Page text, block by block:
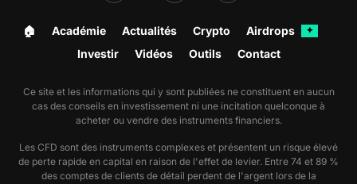
🏠︎ Académie Actualités Crypto Airdrops ✦
Investir Vidéos Outils Contact
Ce site et les informations qui y sont publiées ne constituent en aucun
cas des conseils en investissement ni une incitation quelconque à
acheter ou vendre des instruments financiers.
Les CFD sont des instruments complexes et présentent un risque élevé
de perte rapide en capital en raison de l'effet de levier. Entre 74 et 89 %
des comptes de clients de détail perdent de l'argent lors de la